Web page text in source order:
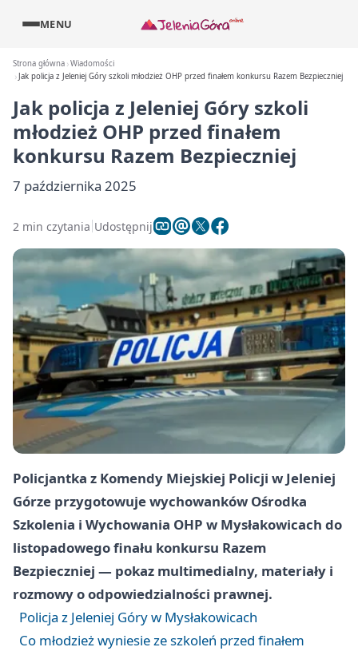
MENU
Strona główna Wiadomości
Jak policja z Jeleniej Góry szkoli młodzież OHP przed finałem konkursu Razem Bezpieczniej
Jak policja z Jeleniej Góry szkoli
młodzież OHP przed finałem
konkursu Razem Bezpieczniej
7 października 2025
2 min czytania Udostępnij
Policjantka z Komendy Miejskiej Policji w Jeleniej
Górze przygotowuje wychowanków Ośrodka
Szkolenia i Wychowania OHP w Mysłakowicach do
listopadowego finału konkursu Razem
Bezpieczniej — pokaz multimedialny, materiały i
rozmowy o odpowiedzialności prawnej.
Policja z Jeleniej Góry w Mysłakowicach
Co młodzież wyniesie ze szkoleń przed finałem